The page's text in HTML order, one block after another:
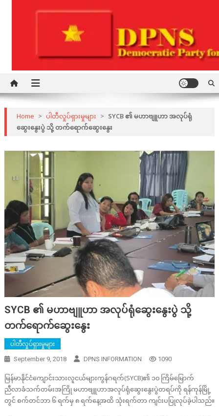
DPNS
Home > ပါတီလှုပ်ရှားမှုများ > SYCB ၏ မဟာဗျူဟာ အလုပ်ရုံ
ဆွေးနွေးပွဲ သို့ တက်ရောက်ဆွေးနွေး
SYCB ၏ မဟာဗျူဟာ အလုပ်ရုံဆွေးနွေးပွဲ သို့
တက်ရောက်ဆွေးနွေး
ပါတီလှုပ်ရှားမှုများ
September 9, 2018 DPNS INFORMATION 1090
မြန်မာနိုင်ငံကျောင်းသားလူငယ်များကွန်ဂရက်(SYCB)၏ ၁၀ ကြိမ်မြောက်
ညီလာခံသက်တမ်းအကြို မဟာဗျူဟာအလုပ်ရုံဆွေးနွေးပွဲတရပ်ကို ရန်ကုန်မြို့
တွင် စက်တင်ဘာ ၆ ရက်မှ ၈ ရက်နေ့အထိ သုံးရက်တာ ကျင်းပပြုလုပ်ခဲ့ပါသည်။